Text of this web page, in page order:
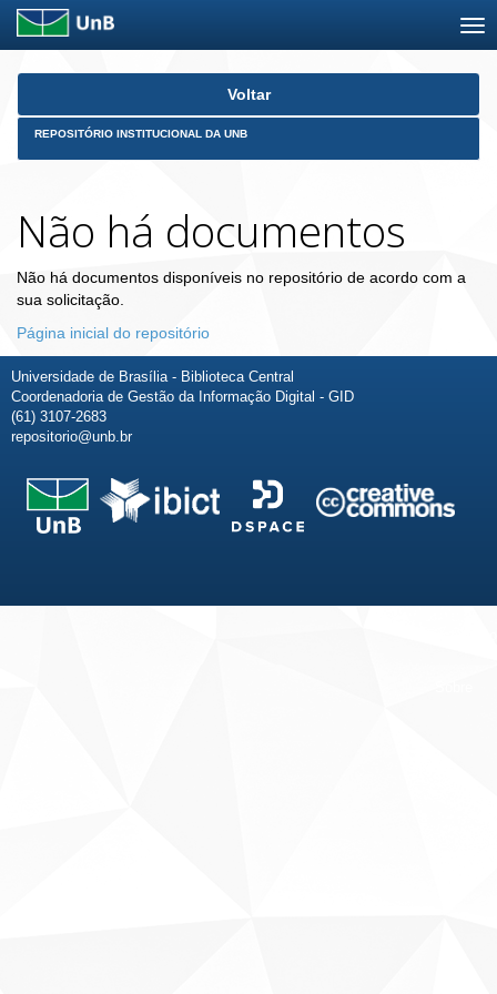
Skip
Voltar
REPOSITÓRIO INSTITUCIONAL DA UNB
Não há documentos
Não há documentos disponíveis no repositório de acordo com a
sua solicitação.
Página inicial do repositório
Universidade de Brasília - Biblioteca Central
Coordenadoria de Gestão da Informação Digital - GID
(61) 3107-2683
repositorio@unb.br